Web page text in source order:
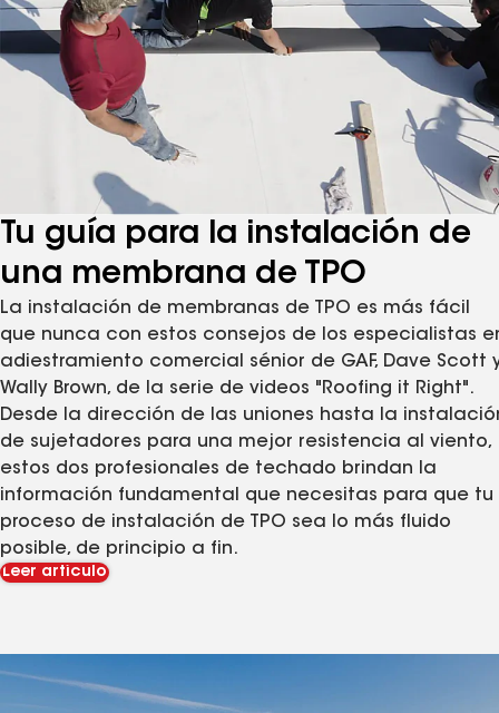
Tu guía para la instalación de
una membrana de TPO
La instalación de membranas de TPO es más fácil
que nunca con estos consejos de los especialistas
adiestramiento comercial sénior de GAF, Dave Scott
Wally Brown, de la serie de videos "Roofing it Right".
Desde la dirección de las uniones hasta la
de sujetadores para una mejor resistencia al viento,
estos dos profesionales de techado brindan la
información fundamental que necesitas para que tu
proceso de instalación de TPO sea lo más fluido
posible, de principio a fin.
Leer artículo